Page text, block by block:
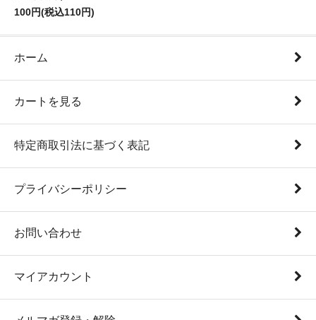
100円(税込110円)
ホーム
カートを見る
特定商取引法に基づく表記
プライバシーポリシー
お問い合わせ
マイアカウント